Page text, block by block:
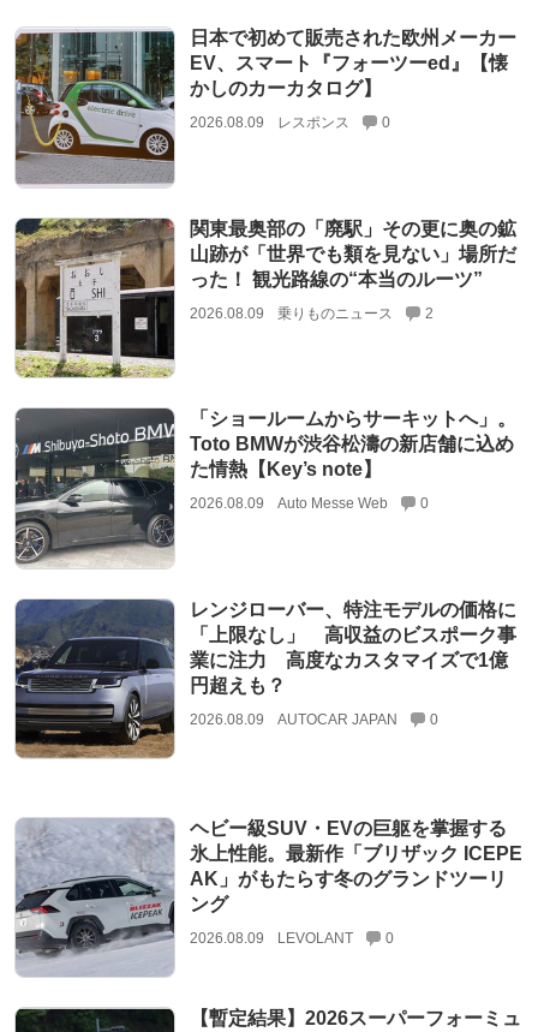
日本で初めて販売された欧州メーカー
EV、スマート『フォーツーed』【懐
かしのカーカタログ】
2026.08.09 レスポンス 0
関東最奥部の「廃駅」その更に奥の鉱
山跡が「世界でも類を見ない」場所だ
った！ 観光路線の“本当のルーツ”
2026.08.09 乗りものニュース 2
「ショールームからサーキットへ」。
Toto BMWが渋谷松濤の新店舗に込め
た情熱【Key’s note】
2026.08.09 Auto Messe Web 0
レンジローバー、特注モデルの価格に
「上限なし」 高収益のビスポーク事
業に注力 高度なカスタマイズで1億
円超えも？
2026.08.09 AUTOCAR JAPAN 0
ヘビー級SUV・EVの巨躯を掌握する
氷上性能。最新作「ブリザック ICEPE
AK」がもたらす冬のグランドツーリ
ング
2026.08.09 LEVOLANT 0
【暫定結果】2026スーパーフォーミュ